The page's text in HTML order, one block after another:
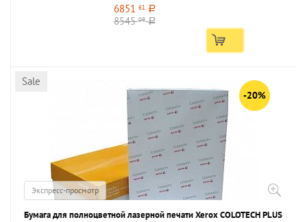
6851 61 a
854509 a
Sale
-20%
Экспресс-просмотр
Бумага для полноцветной лазерной печати Xerox COLOTECH PLUS